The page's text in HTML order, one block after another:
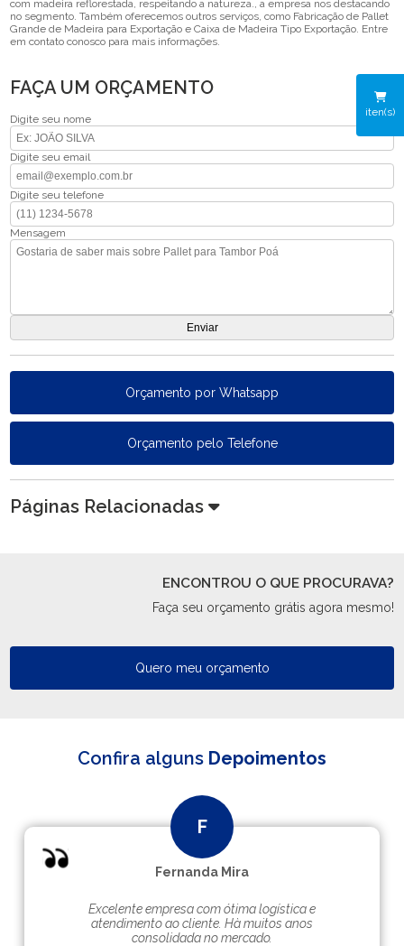
iten(s)
com madeira reflorestada, respeitando a natureza., a empresa nos destacando
no segmento. Também oferecemos outros serviços, como Fabricação de Pallet
Grande de Madeira para Exportação e Caixa de Madeira Tipo Exportação. Entre
em contato conosco para mais informações.
FAÇA UM ORÇAMENTO
Digite seu nome
Digite seu email
Digite seu telefone
Mensagem
Orçamento por Whatsapp
Orçamento pelo Telefone
Páginas Relacionadas
ENCONTROU O QUE PROCURAVA?
Faça seu orçamento grátis agora mesmo!
Quero meu orçamento
Confira alguns Depoimentos
Fernanda Mira
Excelente empresa com ótima logística e
atendimento ao cliente. Hà muitos anos
consolidada no mercado.